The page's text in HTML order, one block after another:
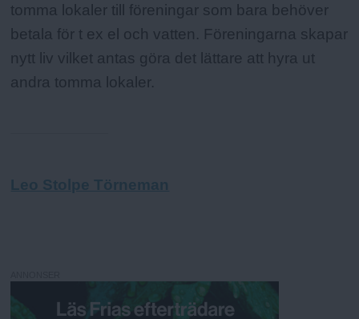
tomma lokaler till föreningar som bara behöver
betala för t ex el och vatten. Föreningarna skapar
nytt liv vilket antas göra det lättare att hyra ut
andra tomma lokaler.
Leo Stolpe Törneman